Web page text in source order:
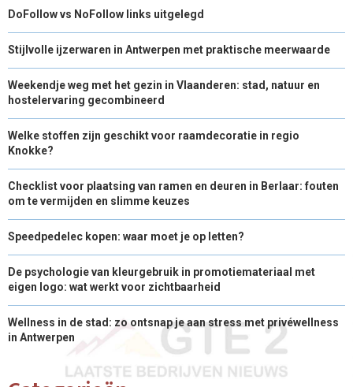
DoFollow vs NoFollow links uitgelegd
Stijlvolle ijzerwaren in Antwerpen met praktische meerwaarde
Weekendje weg met het gezin in Vlaanderen: stad, natuur en
hostelervaring gecombineerd
Welke stoffen zijn geschikt voor raamdecoratie in regio
Knokke?
Checklist voor plaatsing van ramen en deuren in Berlaar: fouten
om te vermijden en slimme keuzes
Speedpedelec kopen: waar moet je op letten?
De psychologie van kleurgebruik in promotiemateriaal met
eigen logo: wat werkt voor zichtbaarheid
Wellness in de stad: zo ontsnap je aan stress met privéwellness
in Antwerpen